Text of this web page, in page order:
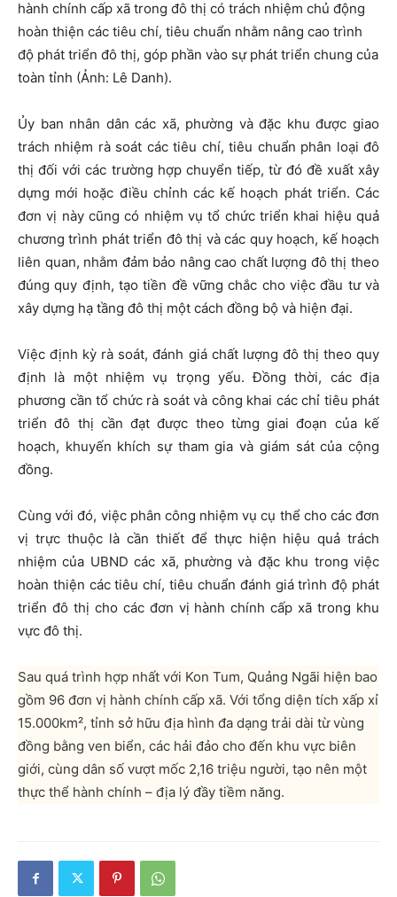
hành chính cấp xã trong đô thị có trách nhiệm chủ động
hoàn thiện các tiêu chí, tiêu chuẩn nhằm nâng cao trình
độ phát triển đô thị, góp phần vào sự phát triển chung của
toàn tỉnh (Ảnh: Lê Danh).
Ủy ban nhân dân các xã, phường và đặc khu được giao
trách nhiệm rà soát các tiêu chí, tiêu chuẩn phân loại đô
thị đối với các trường hợp chuyển tiếp, từ đó đề xuất xây
dựng mới hoặc điều chỉnh các kế hoạch phát triển. Các
đơn vị này cũng có nhiệm vụ tổ chức triển khai hiệu quả
chương trình phát triển đô thị và các quy hoạch, kế hoạch
liên quan, nhằm đảm bảo nâng cao chất lượng đô thị theo
đúng quy định, tạo tiền đề vững chắc cho việc đầu tư và
xây dựng hạ tầng đô thị một cách đồng bộ và hiện đại.
Việc định kỳ rà soát, đánh giá chất lượng đô thị theo quy
định là một nhiệm vụ trọng yếu. Đồng thời, các địa
phương cần tổ chức rà soát và công khai các chỉ tiêu phát
triển đô thị cần đạt được theo từng giai đoạn của kế
hoạch, khuyến khích sự tham gia và giám sát của cộng
đồng.
Cùng với đó, việc phân công nhiệm vụ cụ thể cho các đơn
vị trực thuộc là cần thiết để thực hiện hiệu quả trách
nhiệm của UBND các xã, phường và đặc khu trong việc
hoàn thiện các tiêu chí, tiêu chuẩn đánh giá trình độ phát
triển đô thị cho các đơn vị hành chính cấp xã trong khu
vực đô thị.
Sau quá trình hợp nhất với Kon Tum, Quảng Ngãi hiện bao
gồm 96 đơn vị hành chính cấp xã. Với tổng diện tích xấp xỉ
15.000km², tỉnh sở hữu địa hình đa dạng trải dài từ vùng
đồng bằng ven biển, các hải đảo cho đến khu vực biên
giới, cùng dân số vượt mốc 2,16 triệu người, tạo nên một
thực thể hành chính – địa lý đầy tiềm năng.